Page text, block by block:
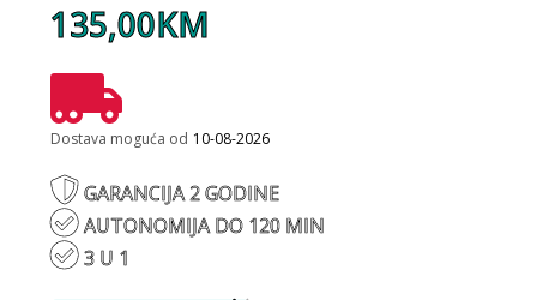
135,00KM
Dostava moguća od 10-08-2026
GARANCIJA 2 GODINE
AUTONOMIJA DO 120 MIN
3 U 1